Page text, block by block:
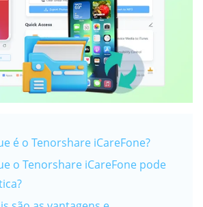
é o Tenorshare iCareFone?
o Tenorshare iCareFone pode